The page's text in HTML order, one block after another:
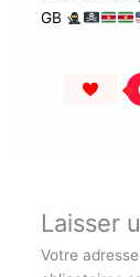
Tout est dit
incapable de
victime d un
la
Qd tout ceci